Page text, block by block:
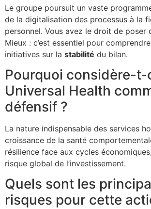
Le groupe poursuit un vaste
de la digitalisation des processus à la
personnel. Vous avez le droit de poser
Mieux : c’est essentiel pour
initiatives sur la stabilité du bilan.
Pourquoi considère-t-
Universal Health
défensif ?
La nature indispensable des services
croissance de la santé
résilience face aux cycles
risque global de l’investissement.
Quels sont les
risques pour cette